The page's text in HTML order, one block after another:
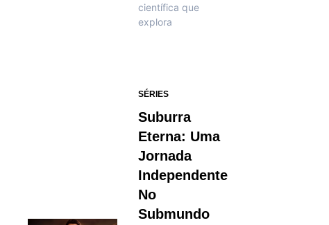
científica que
explora
SÉRIES
Suburra
Eterna: Uma
Jornada
Independente
No
Submundo